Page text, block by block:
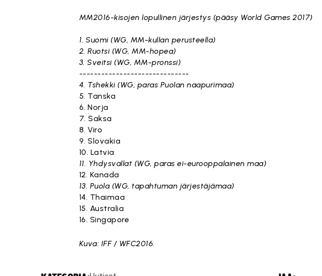
MM2016-kisojen lopullinen järjestys (pääsy World Games 2017)
1. Suomi (WG, MM-kullan perusteella)
2. Ruotsi (WG, MM-hopea)
3. Sveitsi (WG, MM-pronssi)
------------------------------
4. Tshekki (WG, paras Puolan naapurimaa)
5. Tanska
6. Norja
7. Saksa
8. Viro
9. Slovakia
10. Latvia
11. Yhdysvallat (WG, paras ei-eurooppalainen maa)
12. Kanada
13. Puola (WG, tapahtuman järjestäjämaa)
14. Thaimaa
15. Australia
16. Singapore
Kuva: IFF / WFC2016.